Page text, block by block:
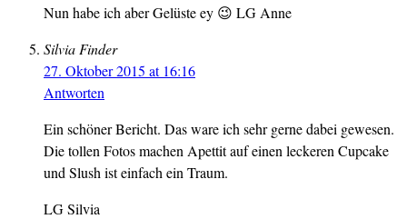
Nun habe ich aber Gelüste ey 😉 LG Anne
Silvia Finder
27. Oktober 2015 at 16:16
Antworten
Ein schöner Bericht. Das ware ich sehr gerne dabei gewesen.
Die tollen Fotos machen Apettit auf einen leckeren Cupcake
und Slush ist einfach ein Traum.
LG Silvia